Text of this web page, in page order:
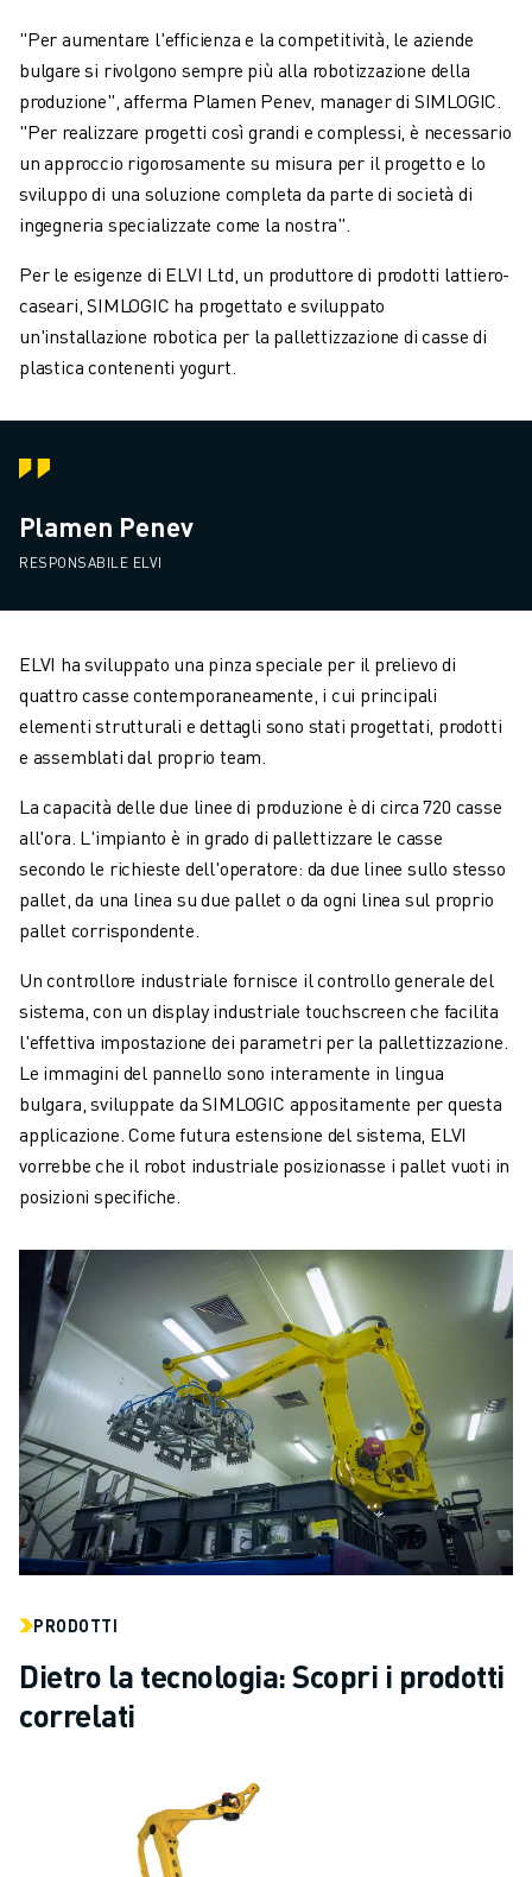
"Per aumentare l'efficienza e la competitività, le aziende
bulgare si rivolgono sempre più alla robotizzazione della
produzione", afferma Plamen Penev, manager di SIMLOGIC.
"Per realizzare progetti così grandi e complessi, è necessario
un approccio rigorosamente su misura per il progetto e lo
sviluppo di una soluzione completa da parte di società di
ingegneria specializzate come la nostra".
Per le esigenze di ELVI Ltd, un produttore di prodotti lattiero-
caseari, SIMLOGIC ha progettato e sviluppato
un'installazione robotica per la pallettizzazione di casse di
plastica contenenti yogurt.
Plamen Penev
RESPONSABILE ELVI
ELVI ha sviluppato una pinza speciale per il prelievo di
quattro casse contemporaneamente, i cui principali
elementi strutturali e dettagli sono stati progettati, prodotti
e assemblati dal proprio team.
La capacità delle due linee di produzione è di circa 720 casse
all'ora. L'impianto è in grado di pallettizzare le casse
secondo le richieste dell'operatore: da due linee sullo stesso
pallet, da una linea su due pallet o da ogni linea sul proprio
pallet corrispondente.
Un controllore industriale fornisce il controllo generale del
sistema, con un display industriale touchscreen che facilita
l'effettiva impostazione dei parametri per la pallettizzazione.
Le immagini del pannello sono interamente in lingua
bulgara, sviluppate da SIMLOGIC appositamente per questa
applicazione. Come futura estensione del sistema, ELVI
vorrebbe che il robot industriale posizionasse i pallet vuoti in
posizioni specifiche.
PRODOTTI
Dietro la tecnologia: Scopri i prodotti
correlati